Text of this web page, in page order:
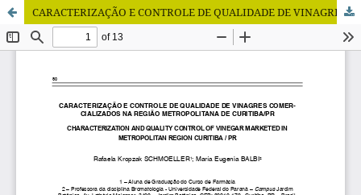
CARACTERIZAÇÃO E CONTROLE DE QUALIDADE DE VINAGRES COMERCIALIZADOS NA REGIÃO METROPOLITANA DE CURITIBA/PR